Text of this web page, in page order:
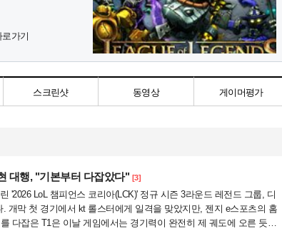
로가기
고
:
스크린샷 동영상 게이머평가
대행, "기본부터 다잡았다" [3]
'2026 LoL 챔피언스 코리아(LCK)' 정규 시즌 3라운드 레전드 그룹, 디
개막 첫 경기에서 kt 롤스터에게 일격을 맞았지만, 젠지 e스포츠의 홈
다잡은 T1은 이날 게임에서는 경기력이 완전히 제 궤도에 오른 듯한